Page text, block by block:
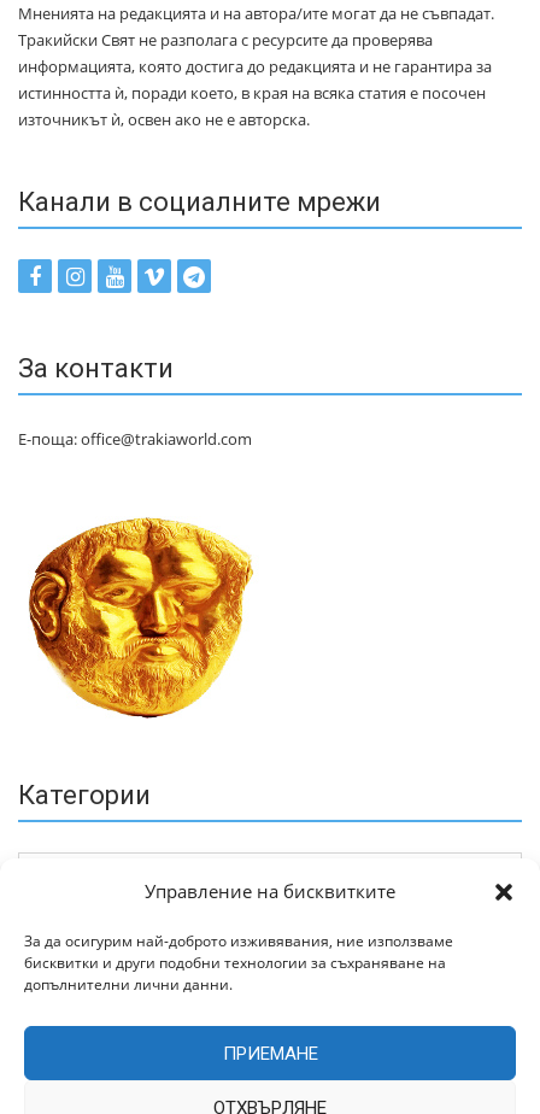
Управление на бисквитките
За да осигурим най-доброто изживявания, ние използваме
бисквитки и други подобни технологии за съхраняване на
допълнителни лични данни.
ПРИЕМАНЕ
ОТХВЪРЛЯНЕ
Мненията на редакцията и на автора/ите могат да не съвпадат.
Тракийски Свят не разполага с ресурсите да проверява
информацията, която достига до редакцията и не гарантира за
истинността ѝ, поради което, в края на всяка статия е посочен
източникът ѝ, освен ако не е авторска.
Канали в социалните мрежи
За контакти
Е-поща: office@trakiaworld.com
Категории
Архив